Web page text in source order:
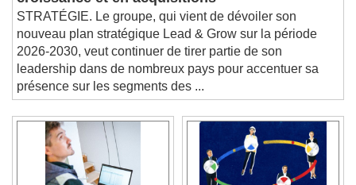
croissance et en acquisitions
STRATÉGIE. Le groupe, qui vient de dévoiler son
nouveau plan stratégique Lead & Grow sur la période
2026-2030, veut continuer de tirer partie de son
leadership dans de nombreux pays pour accentuer sa
présence sur les segments des ...